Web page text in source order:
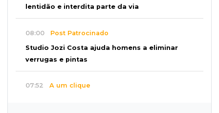
lentidão e interdita parte da via
08:00 Post Patrocinado
Studio Jozi Costa ajuda homens a eliminar
verrugas e pintas
07:52 A um clique